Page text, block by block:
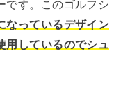
です。このゴルフシ
なっているデザイン
用しているのでシュ